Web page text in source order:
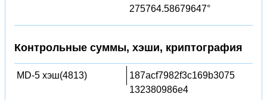
275764.58679647°
Контрольные суммы, хэши, криптография
MD-5 хэш(4813)
187acf7982f3c169b3075
132380986e4